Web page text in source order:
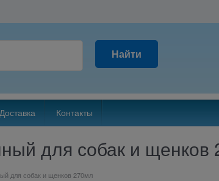
Найти
Доставка Контакты
для собак и щенков
для собак и щенков 270мл